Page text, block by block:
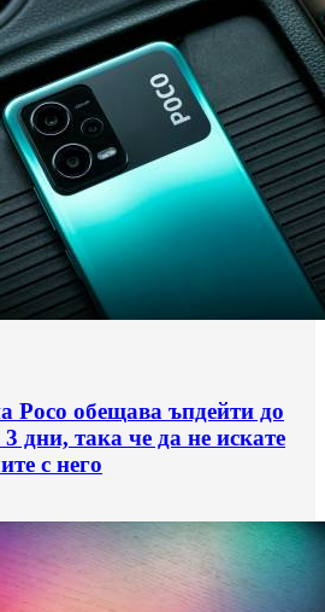
Poco обещава ъпдейти до
дни, така че да не искате
с него